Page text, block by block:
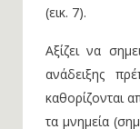
(εικ. 7).
Αξίζει να
ανάδειξης
καθορίζονται
τα μνημεία